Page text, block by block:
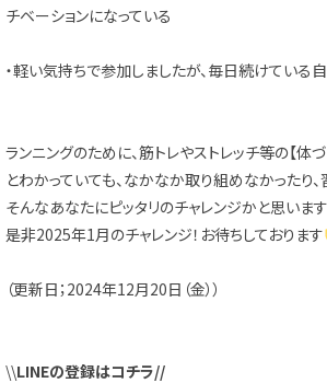
チベーションになっている
・軽い気持ちで参加しましたが、毎日続けている
ランニングのために、筋トレやストレッチ等の【体づ
とわかっていても、なかなか取り組めなかったり
そんなあなたにピッタリのチャレンジかと思いま
是非2025年1月のチャレンジ！お待ちしております
（更新日；2024年12月20日（金））
\\LINEの登録はコチラ//